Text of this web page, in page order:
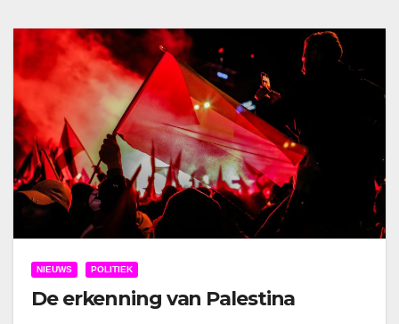
NIEUWS POLITIEK
De erkenning van Palestina